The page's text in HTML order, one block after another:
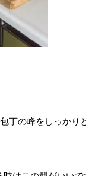
丁の峰をしっかり